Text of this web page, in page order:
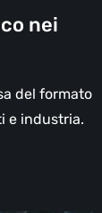
nei
del formato
e industria.